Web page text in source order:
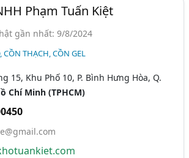
Phạm Tuấn Kiệt
gần nhất: 9/8/2024
CỒN THẠCH, CỒN GEL
15, Khu Phố 10, P. Bình Hưng Hòa, Q.
Chí Minh (TPHCM)